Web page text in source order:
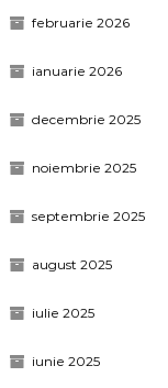
februarie 2026
ianuarie 2026
decembrie 2025
noiembrie 2025
septembrie 2025
august 2025
iulie 2025
iunie 2025